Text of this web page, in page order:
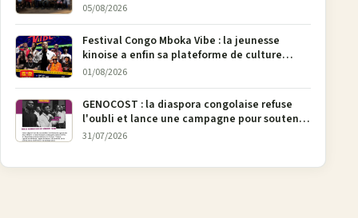
05/08/2026
Festival Congo Mboka Vibe : la jeunesse
kinoise a enfin sa plateforme de culture
urbaine
01/08/2026
GENOCOST : la diaspora congolaise refuse
l'oubli et lance une campagne pour soutenir
la pétition FONAREV depuis Bruxelles
31/07/2026